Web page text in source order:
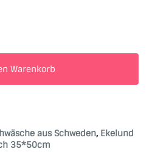
Warenkorb
aus Schweden, Ekelund
35*50cm